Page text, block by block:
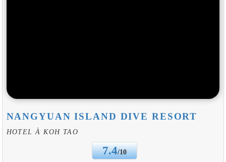
NANGYUAN ISLAND DIVE RESORT
HOTEL À KOH TAO
7.4/10